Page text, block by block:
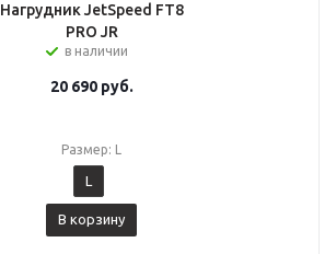
Нагрудник JetSpeed FT8
PRO JR
в наличии
20 690руб.
Размер: L
L
В корзину